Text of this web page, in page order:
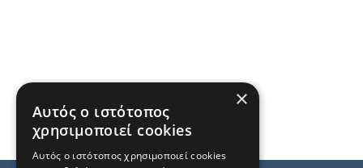
×
Αυτός ο ιστότοπος
χρησιμοποιεί cookies
Αυτός ο ιστότοπος χρησιμοποιεί cookies